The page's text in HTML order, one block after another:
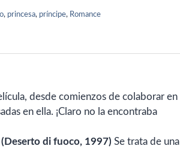
, princesa, príncipe, Romance
desde comienzos de colaborar en
en ella. ¡Claro no la encontraba
di fuoco, 1997) Se trata de una